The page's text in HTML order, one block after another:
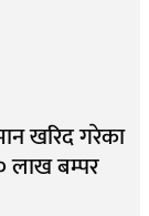
खरिद गरेका
लाख बम्पर